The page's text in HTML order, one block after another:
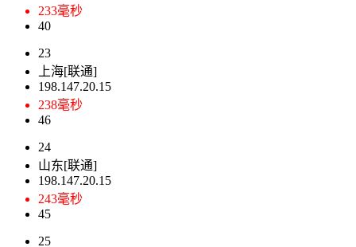
233毫秒
40
23
上海[联通]
198.147.20.15
238毫秒
46
24
山东[联通]
198.147.20.15
243毫秒
45
25